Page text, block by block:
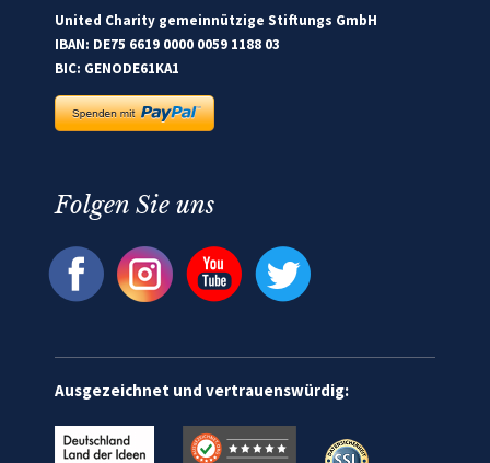
United Charity gemeinnützige Stiftungs GmbH
IBAN: DE75 6619 0000 0059 1188 03
BIC: GENODE61KA1
Folgen Sie uns
Ausgezeichnet und vertrauenswürdig: